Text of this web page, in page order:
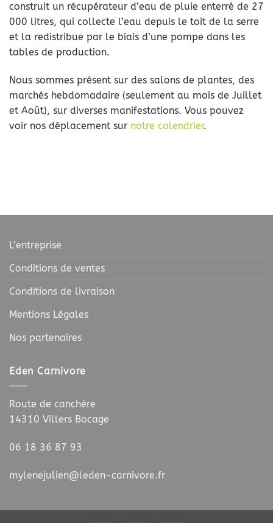
construit un récupérateur d’eau de pluie enterré de 27
000 litres, qui collecte l’eau depuis le toit de la serre
et la redistribue par le biais d’une pompe dans les
tables de production.
Nous sommes présent sur des salons de plantes, des
marchés hebdomadaire (seulement au mois de Juillet
et Août), sur diverses manifestations. Vous pouvez
voir nos déplacement sur notre calendrier.
L’entreprise
Conditions de ventes
Conditions de livraison
Mentions Légales
Nos partenaires
Eden Carnivore
Route de canchère
14310 Villers Bocage
06 18 36 87 93
mylenejulien@leden-carnivore.fr